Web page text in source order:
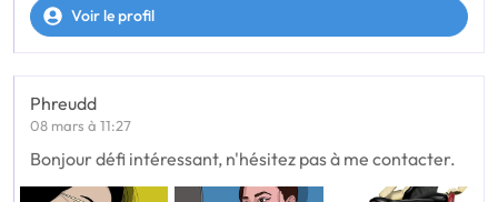
Voir le profil
Phreudd
08 mars à 11:27
Bonjour défi intéressant, n'hésitez pas à me contacter.